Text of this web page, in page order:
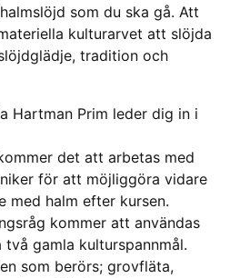
som du ska gå. Att
kulturarvet att slöjda
tradition och
Hartman Prim leder dig in i
det att arbetas med
för att möjliggöra vidare
med halm efter kursen.
kommer att användas
två gamla kulturspannmål.
som berörs; grovfläta,